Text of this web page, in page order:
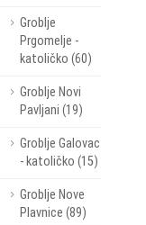
Groblje
Prgomelje -
katoličko (60)
Groblje Novi
Pavljani (19)
Groblje Galovac
- katoličko (15)
Groblje Nove
Plavnice (89)